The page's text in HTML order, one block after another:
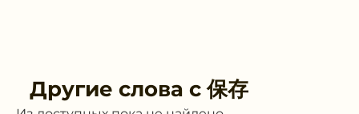
Другие слова с保存